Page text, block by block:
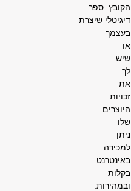
הקובץ. ספר
דיגיטלי שיצרת
בעצמך
או
שיש
לך
את
זכויות
היוצרים
שלו
ניתן
למכירה
באינטרנט
בקלות
ובמהירות.